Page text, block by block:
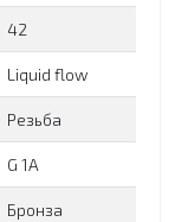
42
Liquid flow
Резьба
G 1A
Бронза